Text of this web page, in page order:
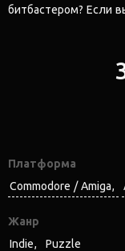
битбастером? Если
Платформа
Commodore / Amiga
Жанр
Indie
Puzzle